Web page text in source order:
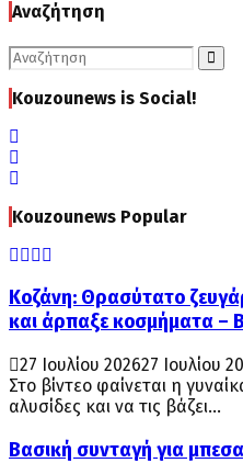
Αναζήτηση
Search
for:
Kouzounews is Social!
Kouzounews Popular
Κοζάνη: Θρασύτατο
και άρπαξε κοσμήματα –
27 Ιουλίου 202627 Ιουλίου
Στο βίντεο φαίνεται η
αλυσίδες και να τις βάζει...
Βασική συνταγή για